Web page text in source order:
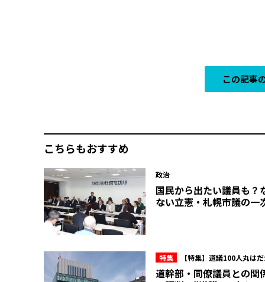
この記事
こちらもおすすめ
政治
国民から出たい議員も？
ない立憲・札幌市議の一
特集
【特集】道議100人丸は
派内のマル秘情報を赤裸々に！北
道幹部・同僚議員との関